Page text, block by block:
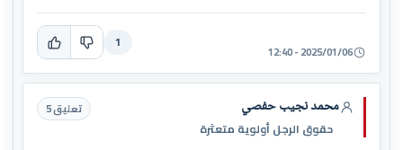
2025/01/06 - 12:40
1
محمد نجيب حفصي
حقوق الرجل أولوية متعثرة
تعليق 5